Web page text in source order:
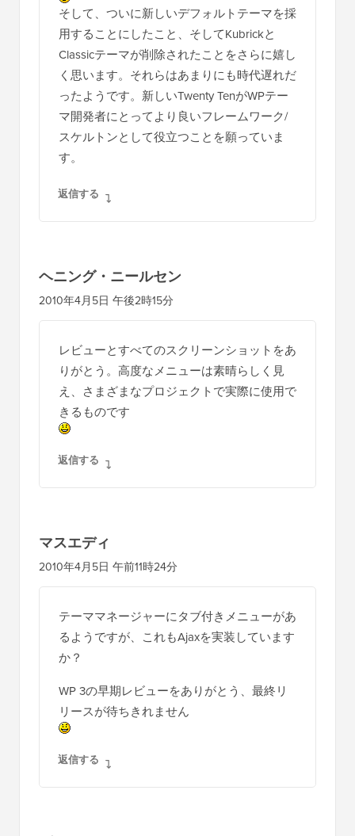
そして、ついに新しいデフォルトテーマを採
用することにしたこと、そしてKubrickと
Classicテーマが削除されたことをさらに嬉し
く思います。それらはあまりにも時代遅れだ
ったようです。新しいTwenty TenがWPテー
マ開発者にとってより良いフレームワーク/
スケルトンとして役立つことを願っていま
す。
返信する
ヘニング・ニールセン
2010年4月5日 午後2時15分
レビューとすべてのスクリーンショットをあ
りがとう。高度なメニューは素晴らしく見
え、さまざまなプロジェクトで実際に使用で
きるものです
返信する
マスエディ
2010年4月5日 午前11時24分
テーママネージャーにタブ付きメニューがあ
るようですが、これもAjaxを実装しています
か？
WP 3の早期レビューをありがとう、最終リ
リースが待ちきれません
返信する